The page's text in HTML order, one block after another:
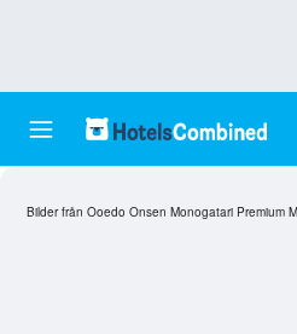
Bilder från Ooedo Onsen Monogatari Premium